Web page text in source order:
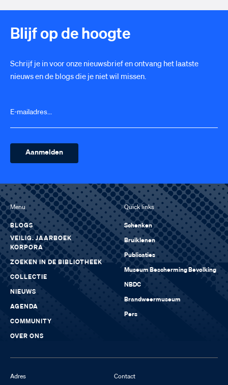
Blijf op de hoogte
Schrijf je in voor onze nieuwsbrief en ontvang het laatste
nieuws en de blogs die je niet wil missen.
Menu
BLOGS
VEILIG. JAARBOEK
KORPORA
ZOEKEN IN DE BIBLIOTHEEK
COLLECTIE
NIEUWS
AGENDA
COMMUNITY
OVER ONS
Quick links
Schenken
Bruiklenen
Publicaties
Museum Bescherming Bevolking
NBDC
Brandweermuseum
Pers
Adres Contact